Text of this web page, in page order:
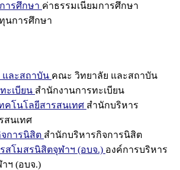
ารศึกษา ค่าธรรมเนียมการศึกษา
นการศึกษา
ละสถาบัน คณะ วิทยาลัย และสถาบัน
ะเบียน สำนักงานการทะเบียน
คโนโลยีสารสนเทศ สำนักบริหาร
สนเทศ
การนิสิต สำนักบริหารกิจการนิสิต
สโมสรนิสิตจุฬาฯ (อบจ.) องค์การบริหาร
ฯ (อบจ.)